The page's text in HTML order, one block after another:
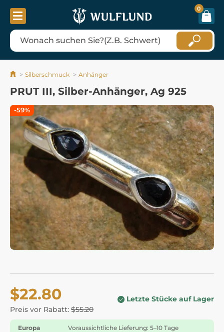
0
Silberschmuck Anhänger
PRUT III, Silber-Anhänger, Ag 925
$22.80
Preis vor Rabatt: $55.20
Letzte Stücke auf Lager
Europa
Voraussichtliche Lieferung: 5–10 Tage
-59%